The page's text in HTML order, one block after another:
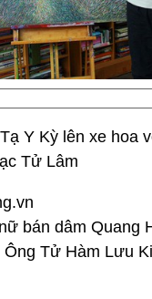
Y Kỳ lên xe hoa
Tử Lâm
bán dâm Quang
Tử Hàm Lưu